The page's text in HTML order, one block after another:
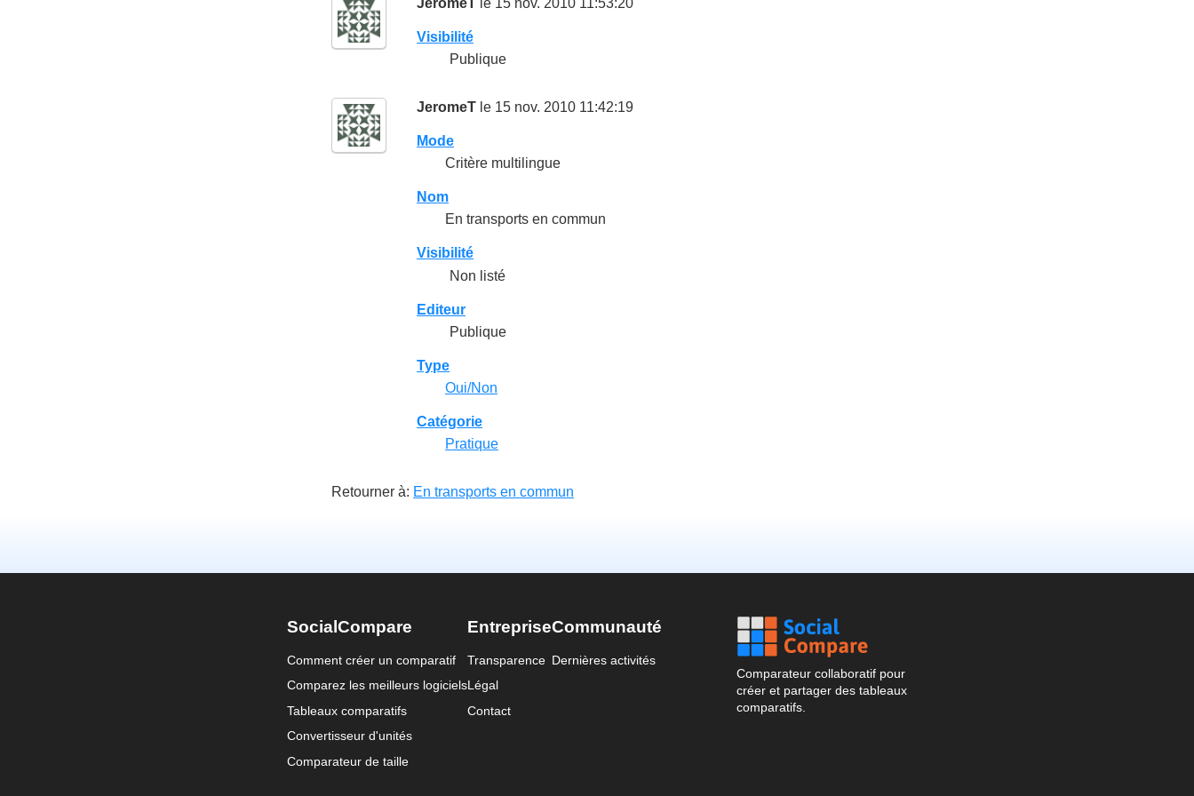
JeromeT le 15 nov. 2010 11:53:20
Visibilité
Publique
JeromeT le 15 nov. 2010 11:42:19
Mode
Critère multilingue
Nom
En transports en commun
Visibilité
Non listé
Editeur
Publique
Type
Oui/Non
Catégorie
Pratique
Retourner à: En transports en commun
SocialCompare
Comment créer un comparatif
Comparez les meilleurs logiciels
Tableaux comparatifs
Convertisseur d'unités
Comparateur de taille
Entreprise
Transparence
Légal
Contact
Communauté
Dernières activités
Comparateur collaboratif pour
créer et partager des tableaux
comparatifs.